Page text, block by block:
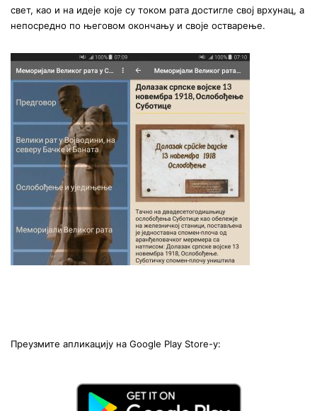
свет, као и на идеје које су током рата достигле свој врхунац, а
непосредно по његовом окончању и своје остварење.
Преузмите апликацију на Google Play Store-у: